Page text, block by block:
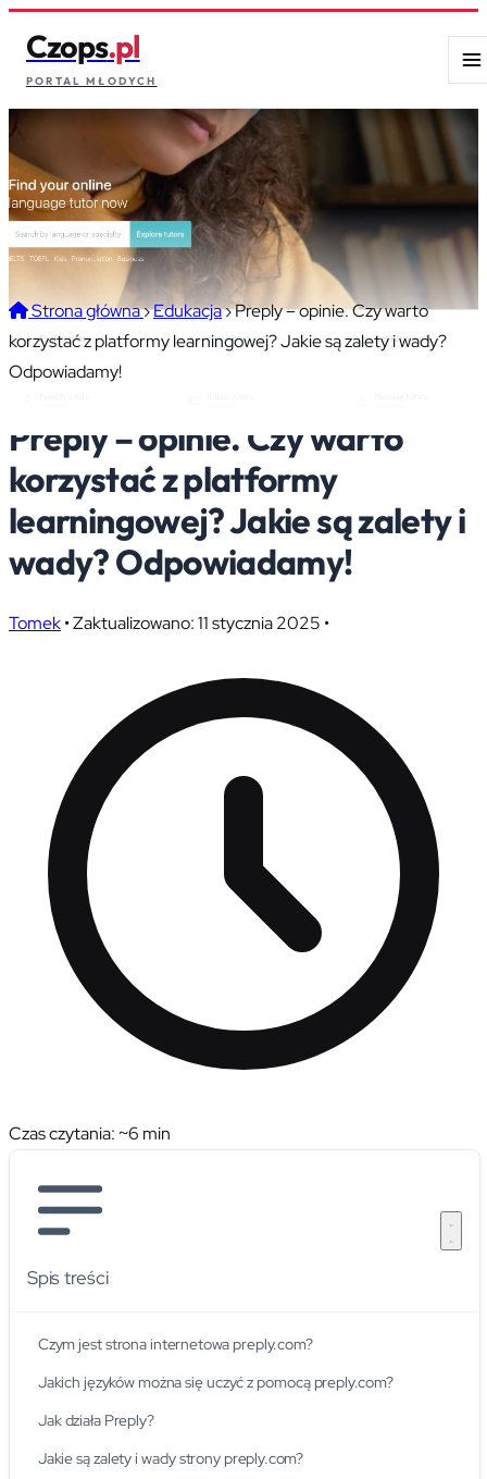
Czops.pl
PORTAL MŁODYCH
Strona główna›Edukacja›Preply – opinie. Czy warto
korzystać z platformy learningowej? Jakie są zalety i wady?
Odpowiadamy!
Preply – opinie. Czy warto
korzystać z platformy
learningowej? Jakie są zalety i
wady? Odpowiadamy!
Tomek•Zaktualizowano: 11 stycznia 2025 •
Czas czytania: ~6 min
Spis treści
Czym jest strona internetowa preply.com?
Jakich języków można się uczyć z pomocą preply.com?
Jak działa Preply?
Jakie są zalety i wady strony preply.com?